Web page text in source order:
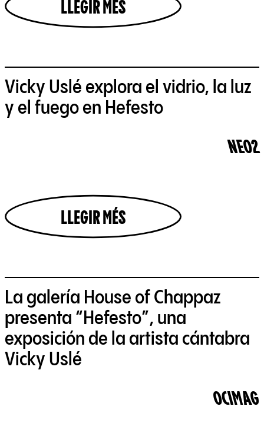
LLEGIR MÉS
Vicky Uslé explora el vidrio, la luz
y el fuego en Hefesto
LLEGIR MÉS
NEO2
La galería House of Chappaz
presenta “Hefesto”, una
exposición de la artista cántabra
Vicky Uslé
OCIMAG